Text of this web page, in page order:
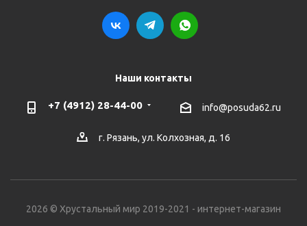
Наши контакты
+7 (4912) 28-44-00 info@posuda62.ru
г. Рязань, ул. Колхозная, д. 16
2026 © Хрустальный мир 2019-2021 - интернет-магазин